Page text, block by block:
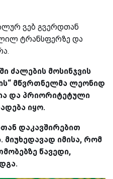
ვებ გვერდთან
ტრანსფერზე და
ძალების მოსინჯვის
მწვრთნელმა ლეონიდ
და პრიორიტეტული
იყო.
დაკავშირებით
მიუხედავად იმისა, რომ
წავედი,